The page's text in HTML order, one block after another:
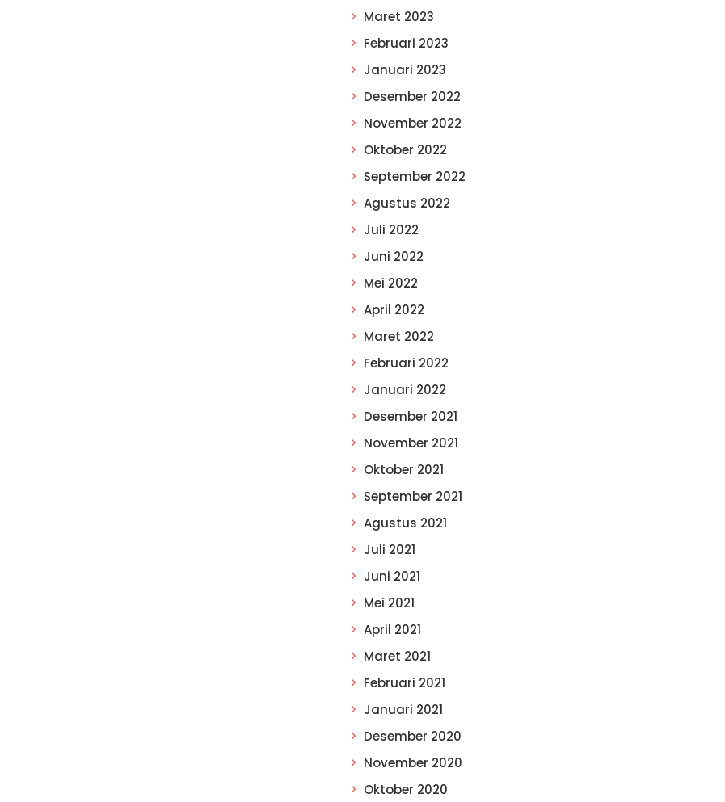
Maret 2023
Februari 2023
Januari 2023
Desember 2022
November 2022
Oktober 2022
September 2022
Agustus 2022
Juli 2022
Juni 2022
Mei 2022
April 2022
Maret 2022
Februari 2022
Januari 2022
Desember 2021
November 2021
Oktober 2021
September 2021
Agustus 2021
Juli 2021
Juni 2021
Mei 2021
April 2021
Maret 2021
Februari 2021
Januari 2021
Desember 2020
November 2020
Oktober 2020